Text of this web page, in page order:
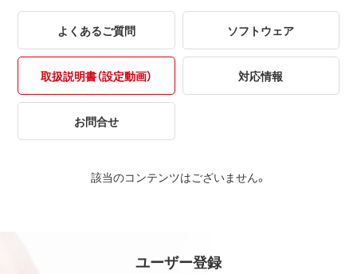
よくあるご質問 ソフトウェア
取扱説明書（設定動画） 対応情報
お問合せ
該当のコンテンツはございません。
ユーザー登録